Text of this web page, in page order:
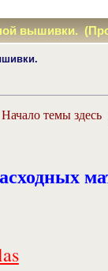
вышивки.
темы здесь